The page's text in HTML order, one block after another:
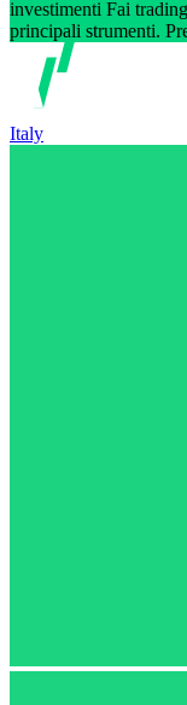
investimenti Fai
principali strumenti.
Italy